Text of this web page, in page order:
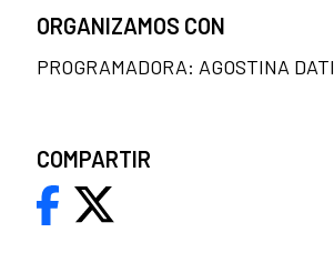
ORGANIZAMOS CON
PROGRAMADORA: AGOSTINA DATI
COMPARTIR